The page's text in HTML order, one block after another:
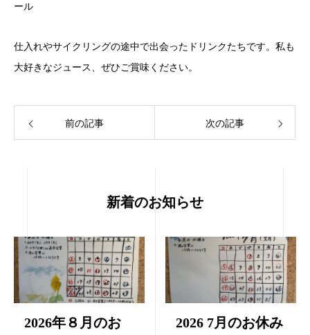
ール
仕入れやサイクリングの途中で出会ったドリンクたちです。私も
大好きなジュース、ぜひご賞味ください。
前の記事 次の記事
新着のお知らせ
2026年８月のお
2026 7月のお休み